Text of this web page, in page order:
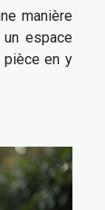
manière
espace
pièce en y